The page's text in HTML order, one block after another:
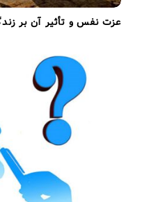
عزت نفس و تأثیر آن بر